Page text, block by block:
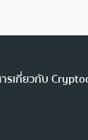
เกี่ยวกับ